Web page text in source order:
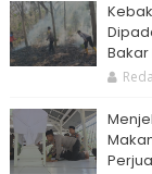
Bakar